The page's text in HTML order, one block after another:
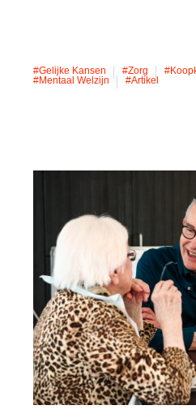
#gelijke Kansen #zorg
#mentaal Welzijn
#artikel